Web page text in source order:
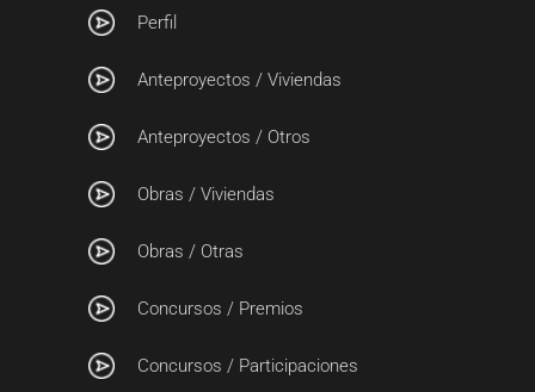
Perfil
Anteproyectos / Viviendas
Anteproyectos / Otros
Obras / Viviendas
Obras / Otras
Concursos / Premios
Concursos / Participaciones